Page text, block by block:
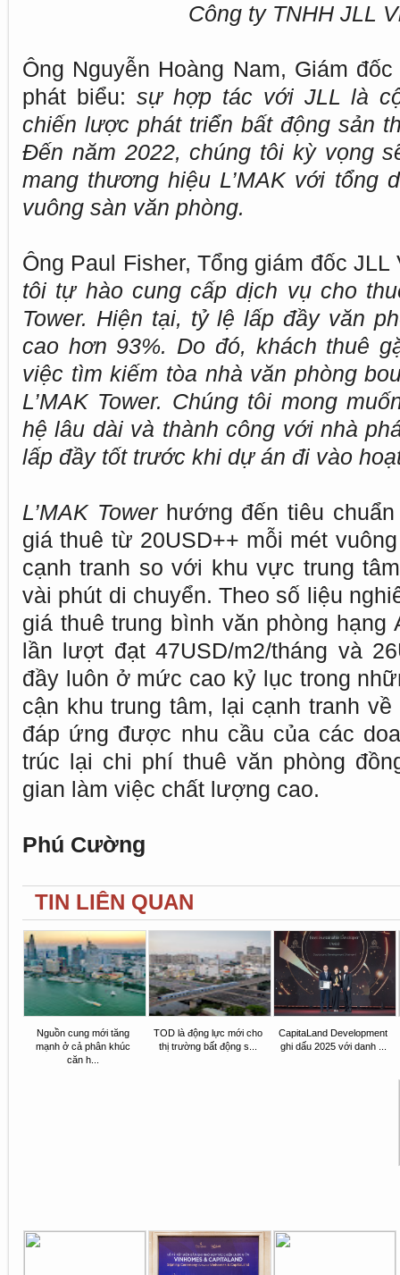
Công ty TNHH JLL
Ông Nguyễn Hoàng Nam, Giám
phát biểu: sự hợp tác với JLL là
chiến lược phát triển bất động sản
Đến năm 2022, chúng tôi kỳ vọng
mang thương hiệu L’MAK với tổng
vuông sàn văn phòng.
Ông Paul Fisher, Tổng giám đốc
tôi tự hào cung cấp dịch vụ cho
Tower. Hiện tại, tỷ lệ lấp đầy văn
cao hơn 93%. Do đó, khách thuê
việc tìm kiếm tòa nhà văn phòng
L’MAK Tower. Chúng tôi mong
hệ lâu dài và thành công với nhà
lấp đầy tốt trước khi dự án đi vào
L’MAK Towerhướng đến tiêu
giá thuê từ 20USD++ mỗi mét
cạnh tranh so với khu vực trung
vài phút di chuyển. Theo số liệu
giá thuê trung bình văn phòng hạng
lần lượt đạt 47USD/m2/tháng và
đầy luôn ở mức cao kỷ lục trong
cận khu trung tâm, lại cạnh tranh về
đáp ứng được nhu cầu của các
trúc lại chi phí thuê văn phòng
gian làm việc chất lượng cao.
Phú Cường
TIN LIÊN QUAN
Nguồn cung mới tăng
mạnh ở cả phân khúc
căn h...
TOD là động lực mới cho
thị trường bất động s...
CapitaLand Development
ghi dấu 2025 với danh ...